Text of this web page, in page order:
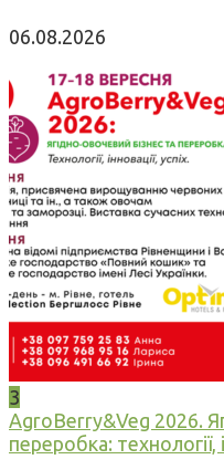
06.08.2026
3
AgroBerry&Veg 2026.
переробка: технології,